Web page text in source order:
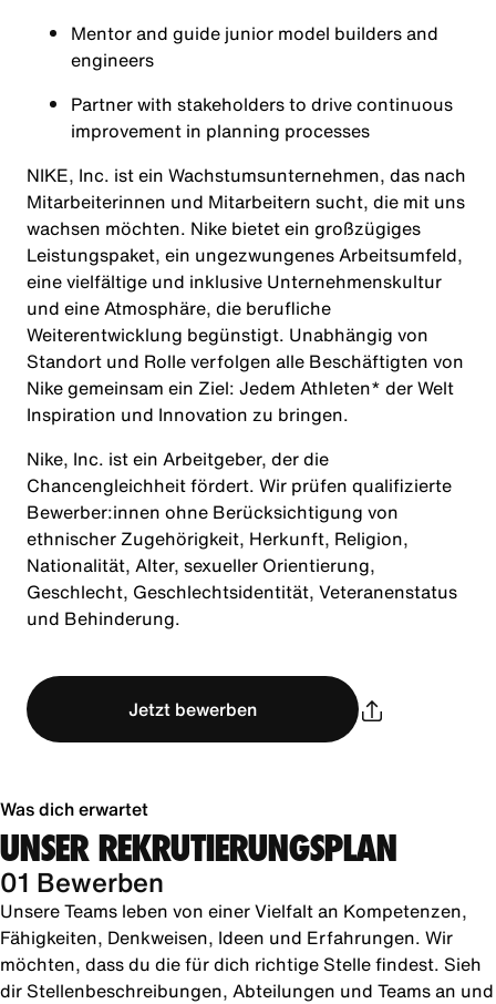
Mentor and guide junior model builders and
engineers
Partner with stakeholders to drive continuous
improvement in planning processes
NIKE, Inc. ist ein Wachstumsunternehmen, das nach
Mitarbeiterinnen und Mitarbeitern sucht, die mit uns
wachsen möchten. Nike bietet ein großzügiges
Leistungspaket, ein ungezwungenes Arbeitsumfeld,
eine vielfältige und inklusive Unternehmenskultur
und eine Atmosphäre, die berufliche
Weiterentwicklung begünstigt. Unabhängig von
Standort und Rolle verfolgen alle Beschäftigten von
Nike gemeinsam ein Ziel: Jedem Athleten* der Welt
Inspiration und Innovation zu bringen.
Nike, Inc. ist ein Arbeitgeber, der die
Chancengleichheit fördert. Wir prüfen qualifizierte
Bewerber:innen ohne Berücksichtigung von
ethnischer Zugehörigkeit, Herkunft, Religion,
Nationalität, Alter, sexueller Orientierung,
Geschlecht, Geschlechtsidentität, Veteranenstatus
und Behinderung.
Jetzt bewerben
Was dich erwartet
UNSER REKRUTIERUNGSPLAN
01 Bewerben
Unsere Teams leben von einer Vielfalt an Kompetenzen,
Fähigkeiten, Denkweisen, Ideen und Erfahrungen. Wir
möchten, dass du die für dich richtige Stelle findest. Sieh
dir Stellenbeschreibungen, Abteilungen und Teams an und